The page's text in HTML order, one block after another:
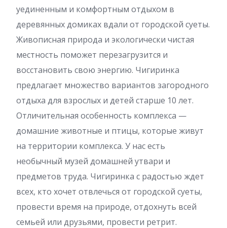
уединенным и комфортным отдыхом в
деревянных домиках вдали от городской суеты.
Живописная природа и экологически чистая
местность поможет перезагрузится и
восстановить свою энергию. Чигиринка
предлагает множество вариантов загородного
отдыха для взрослых и детей старше 10 лет.
Отличительная особенность комплекса —
домашние животные и птицы, которые живут
на территории комплекса. У нас есть
необычный музей домашней утвари и
предметов труда. Чигиринка с радостью ждет
всех, кто хочет отвлечься от городской суеты,
провести время на природе, отдохнуть всей
семьей или друзьями, провести ретрит.